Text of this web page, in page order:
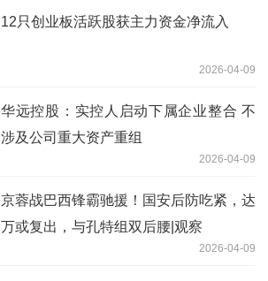
12只创业板活跃股获主力资金净流入
2026-04-09
华远控股：实控人启动下属企业整合 不
涉及公司重大资产重组
2026-04-09
京蓉战巴西锋霸驰援！国安后防吃紧，达
万或复出，与孔特组双后腰|观察
2026-04-09